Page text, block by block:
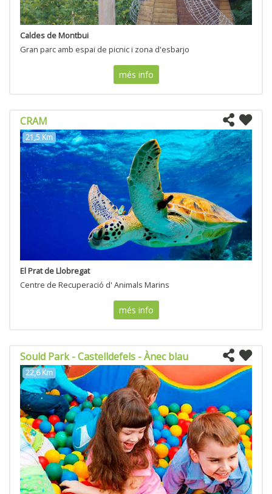
Caldes de Montbui
Gran parc amb espai de picnic i zona d'esbarjo
més info
CRAM
21,5 Km
El Prat de Llobregat
Centre de Recuperació d' Animals Marins
més info
Sould Park - Castelldefels - Ànec blau
22,6 Km